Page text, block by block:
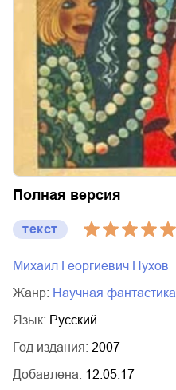
Полная версия
текст
Михаил Георгиевич Пухов
Жанр:
научная фантастика
Язык: Русский
Год издания: 2007
Добавлена: 12.05.17